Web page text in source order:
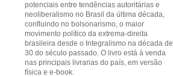
potenciais entre tendências autoritárias e
neoliberalismo no Brasil da última década,
confluindo no bolsonarismo, o maior
movimento político da extrema-direita
brasileira desde o Integralismo na década de
30 do século passado. O livro está à venda
nas principais livrarias do país, em versão
física e e-book.